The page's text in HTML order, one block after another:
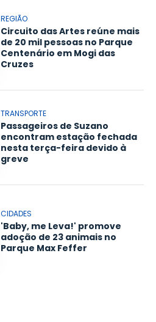
REGIÃO
Circuito das Artes reúne mais
de 20 mil pessoas no Parque
Centenário em Mogi das
Cruzes
TRANSPORTE
Passageiros de Suzano
encontram estação fechada
nesta terça-feira devido à
greve
CIDADES
'Baby, me Leva!' promove
adoção de 23 animais no
Parque Max Feffer